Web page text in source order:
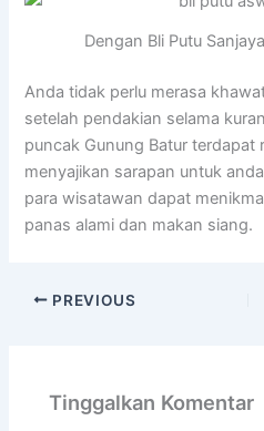
Dengan Bli Putu
Anda tidak perlu merasa
setelah pendakian selama
puncak Gunung Batur terdapat
menyajikan sarapan untuk
para wisatawan dapat
panas alami dan makan siang.
PREVIOUS
Tinggalkan Komentar